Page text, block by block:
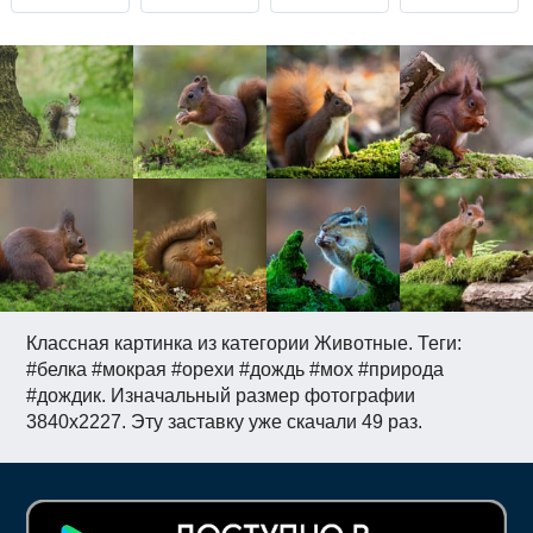
Классная картинка из категории Животные. Теги:
#белка #мокрая #орехи #дождь #мох #природа
#дождик. Изначальный размер фотографии
3840x2227. Эту заставку уже скачали 49 раз.